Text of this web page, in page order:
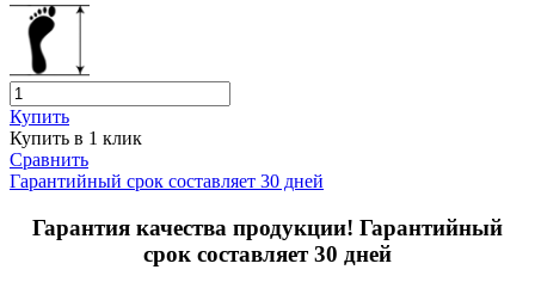
Купить
Купить в 1 клик
Сравнить
Гарантийный срок составляет 30 дней
Гарантия качества продукции! Гарантийный
срок составляет 30 дней